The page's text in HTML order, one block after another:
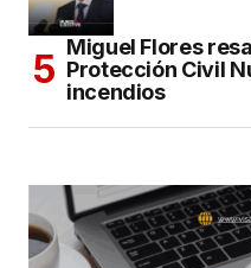
Miguel Flores
Protección Civil
incendios